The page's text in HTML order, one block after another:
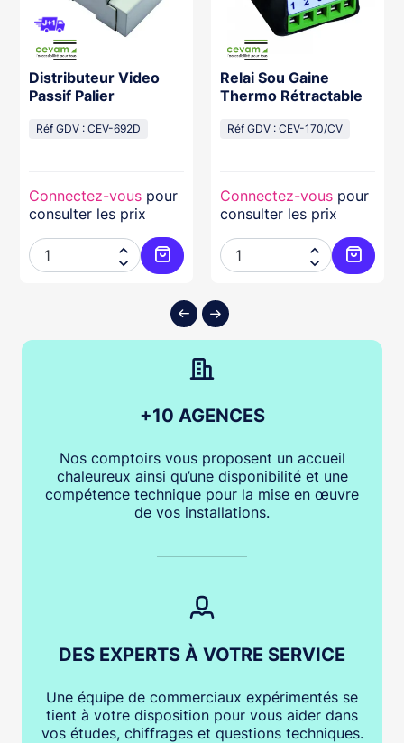
au panier
Distributeur Video
Passif Palier
Réf GDV : CEV-692D
Connectez-vous pour
consulter les prix


Ajouter au panier
Relai Sou Gaine
Thermo Rétractable
Réf GDV : CEV-170/CV
Connectez-vous pour
consulter les prix


+10 AGENCES
Nos comptoirs vous proposent un accueil
chaleureux ainsi qu’une disponibilité et une
compétence technique pour la mise en œuvre
de vos installations.
DES EXPERTS À VOTRE SERVICE
Une équipe de commerciaux expérimentés se
tient à votre disposition pour vous aider dans
vos études, chiffrages et questions techniques.